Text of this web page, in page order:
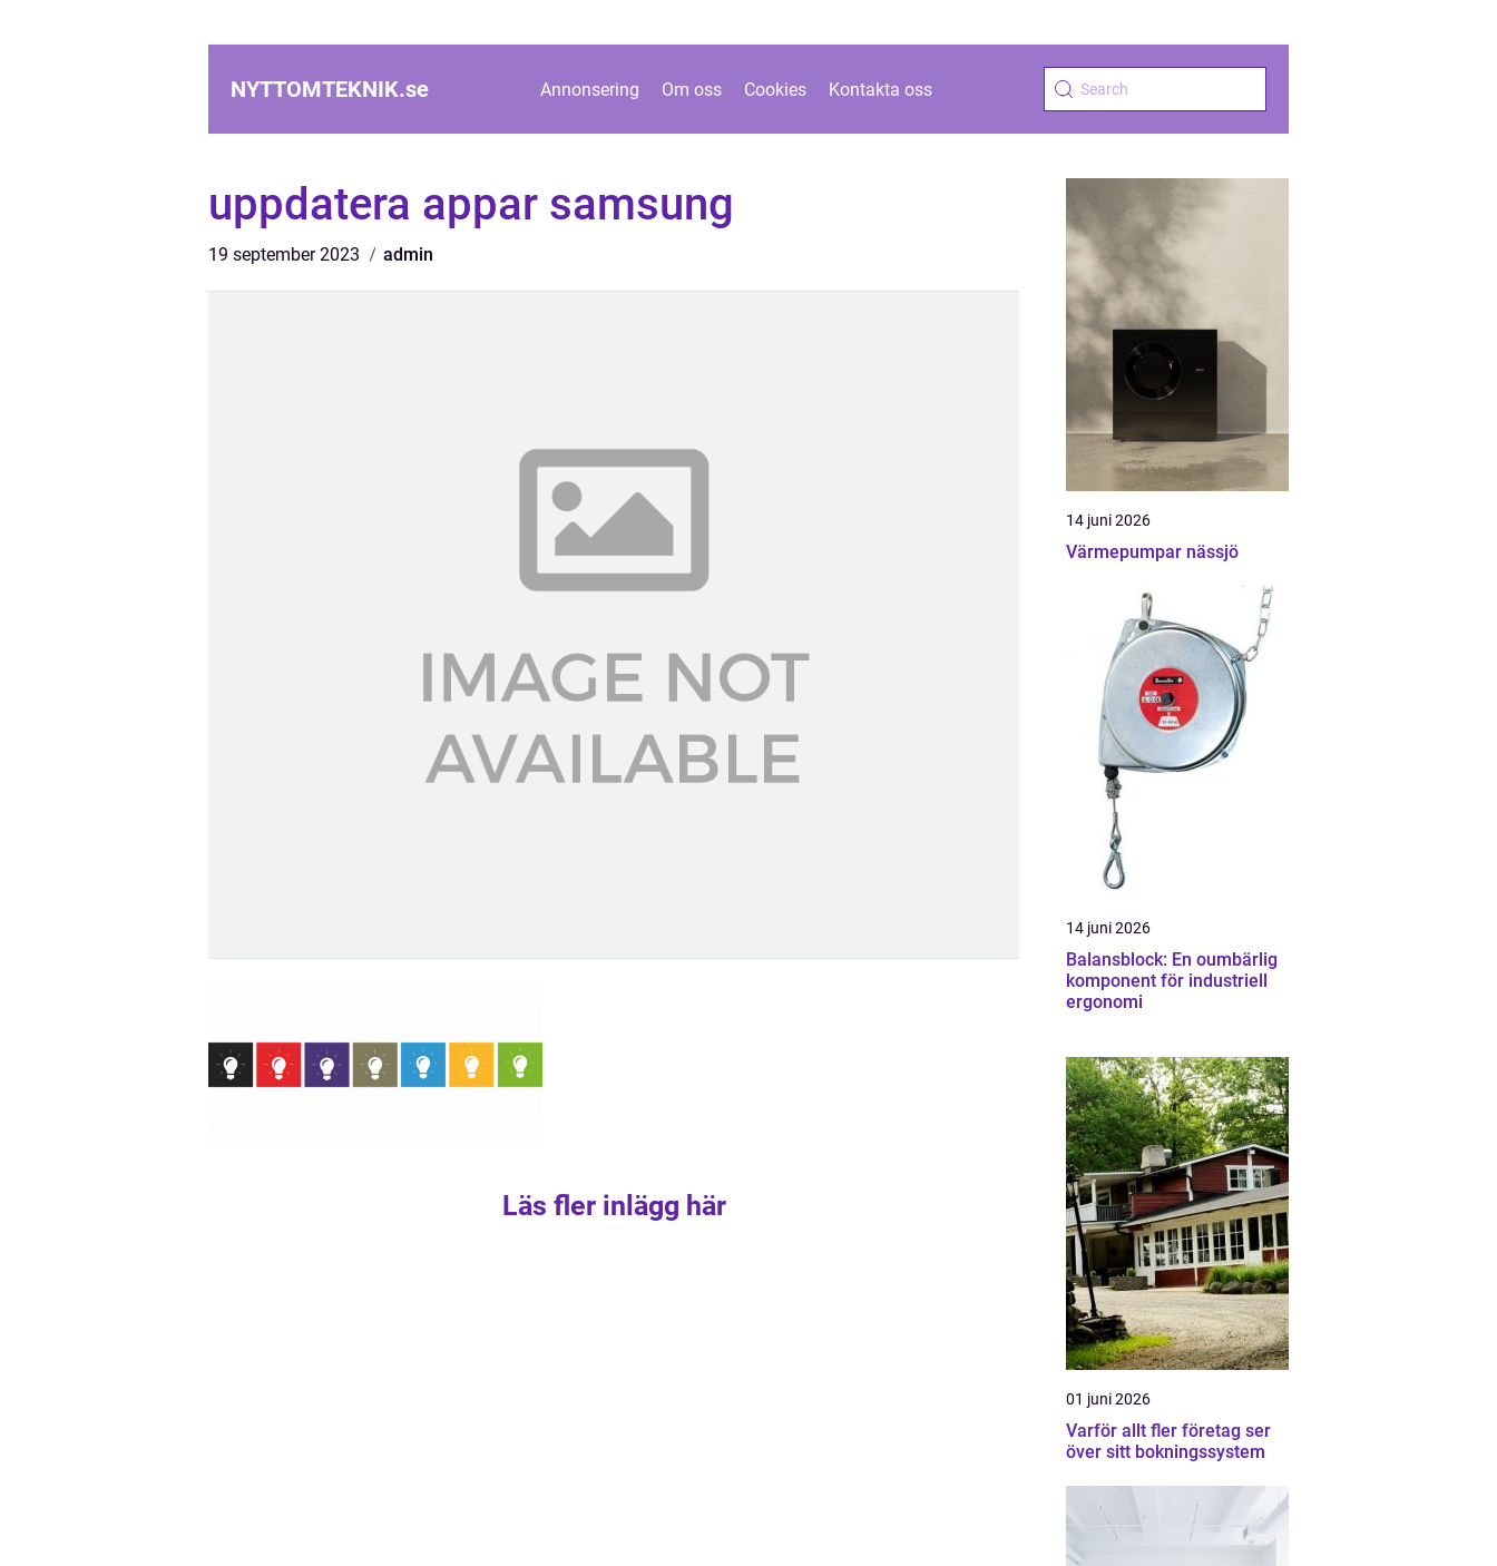
NYTTOMTEKNIK.se Annonsering Om oss Cookies Kontakta oss
uppdatera appar samsung
19 september 2023 admin
Läs fler inlägg här
14 juni 2026
Värmepumpar nässjö
14 juni 2026
Balansblock: En oumbärlig
komponent för industriell
ergonomi
01 juni 2026
Varför allt fler företag ser
över sitt bokningssystem